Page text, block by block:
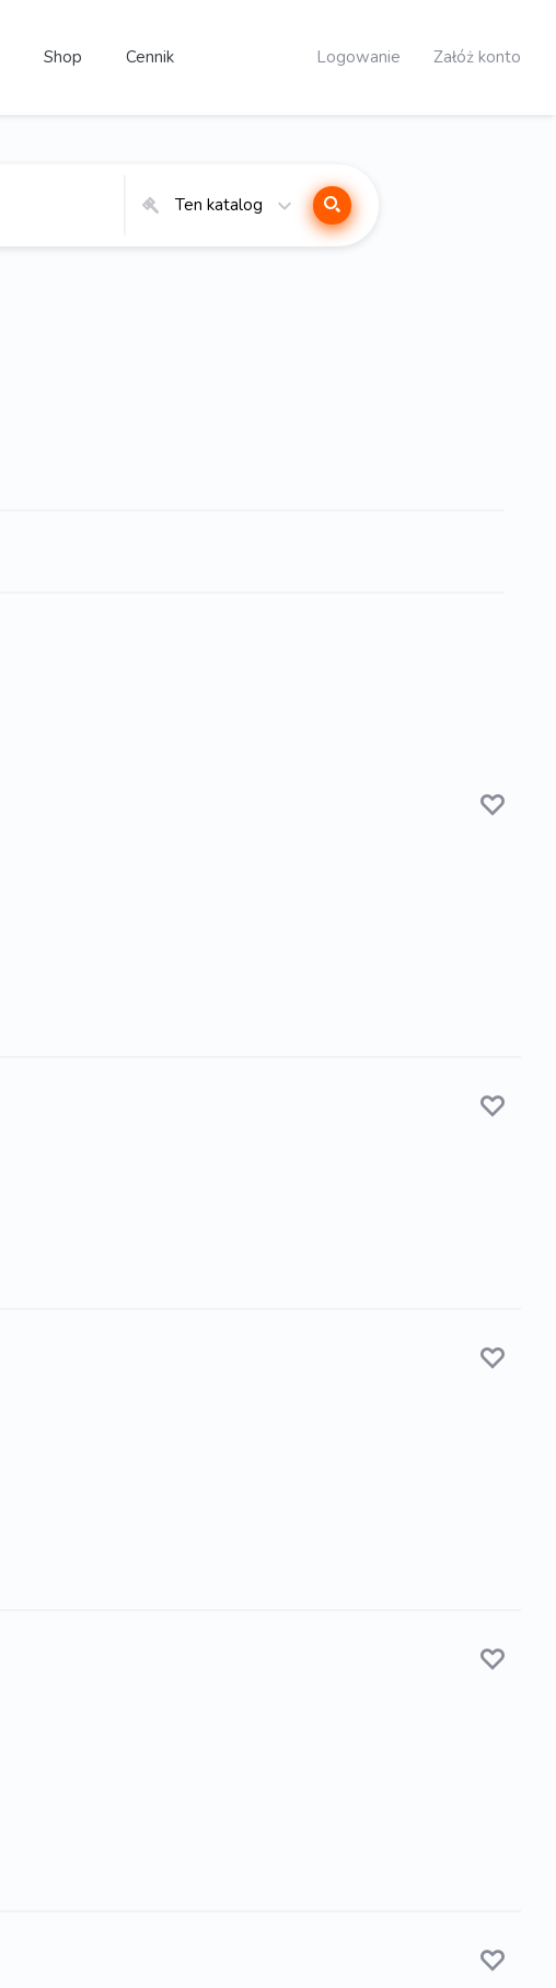
Shop Cennik Logowanie Załóż konto
Ten katalog